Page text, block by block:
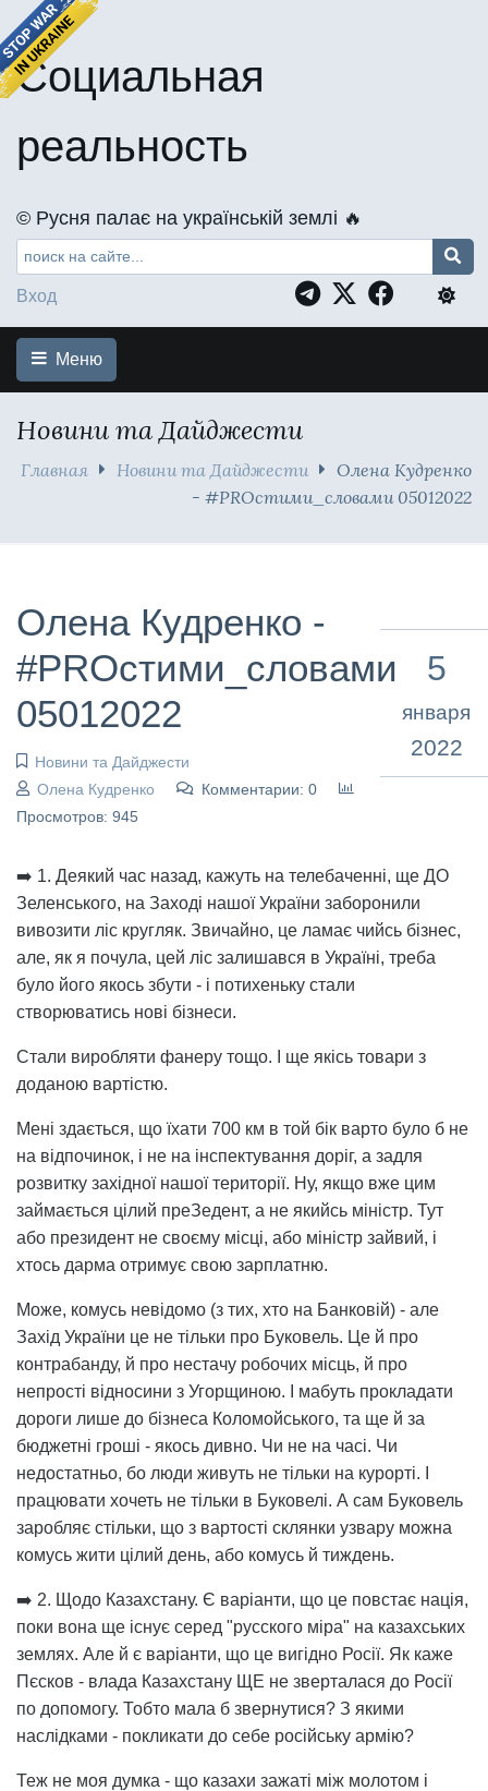
Социальная
реальность
©️ Русня палає на українській землі 🔥
Вход
Меню
Новини та Дайджести
Главная Новини та Дайджести
Олена Кудренко
- #PROстими_словами 05012022
Олена Кудренко -
#PROстими_словами
05012022
Новини та Дайджести
Олена Кудренко
Комментарии: 0
Просмотров: 945
5
января
2022
➡️ 1. Деякий час назад, кажуть на телебаченні, ще ДО
Зеленського, на Заході нашої України заборонили
вивозити ліс кругляк. Звичайно, це ламає чийсь бізнес,
але, як я почула, цей ліс залишався в Україні, треба
було його якось збути - і потихеньку стали
створюватись нові бізнеси.
Стали виробляти фанеру тощо. І ще якісь товари з
доданою вартістю.
Мені здається, що їхати 700 км в той бік варто було б не
на відпочинок, і не на інспектування доріг, а задля
розвитку західної нашої території. Ну, якщо вже цим
займається цілий преЗедент, а не якийсь міністр. Тут
або президент не своєму місці, або міністр зайвий, і
хтось дарма отримує свою зарплатню.
Може, комусь невідомо (з тих, хто на Банковій) - але
Захід України це не тільки про Буковель. Це й про
контрабанду, й про нестачу робочих місць, й про
непрості відносини з Угорщиною. І мабуть прокладати
дороги лише до бізнеса Коломойського, та ще й за
бюджетні гроші - якось дивно. Чи не на часі. Чи
недостатньо, бо люди живуть не тільки на курорті. І
працювати хочеть не тільки в Буковелі. А сам Буковель
заробляє стільки, що з вартості склянки узвару можна
комусь жити цілий день, або комусь й тиждень.
➡️ 2. Щодо Казахстану. Є варіанти, що це повстає нація,
поки вона ще існує серед "русского міра" на казахських
землях. Але й є варіанти, що це вигідно Росії. Як каже
Пєсков - влада Казахстану ЩЕ не зверталася до Росії
по допомогу. Тобто мала б звернутися? З якими
наслідками - покликати до себе російську армію?
Теж не моя думка - що казахи зажаті між молотом і